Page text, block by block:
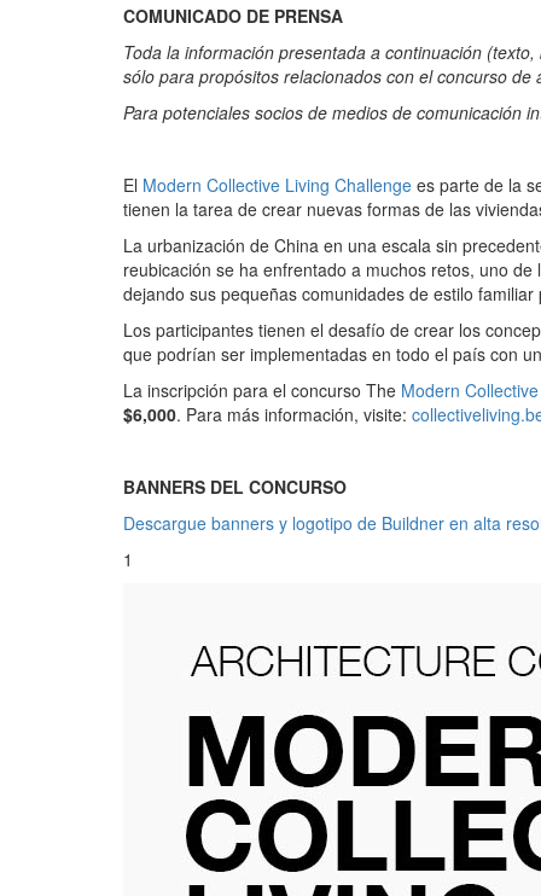
COMUNICADO DE PRENSA
Toda la información presentada a continuación
sólo para propósitos relacionados con el concurso
Para potenciales socios de medios de comunicación
El Modern Collective Living Challenge es parte de la
tienen la tarea de crear nuevas formas de las
La urbanización de China en una escala sin
reubicación se ha enfrentado a muchos retos, uno
dejando sus pequeñas comunidades de estilo
Los participantes tienen el desafío de crear los
que podrían ser implementadas en todo el país con
La inscripción para el concurso The Modern
$6,000. Para más información, visite:
BANNERS DEL CONCURSO
Descargue banners y logotipo de Buildner en alta
1